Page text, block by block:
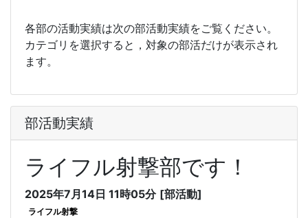
各部の活動実績は次の部活動実績をご覧ください。
カテゴリを選択すると，対象の部活だけが表示され
ます。
部活動実績
ライフル射撃部です！
2025年7月14日 11時05分 [部活動]
ライフル射撃